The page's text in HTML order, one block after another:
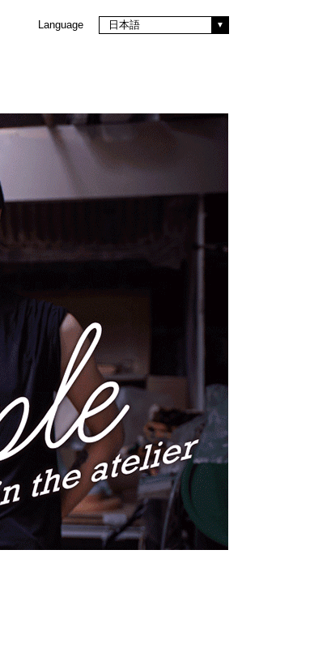
Language 日本語